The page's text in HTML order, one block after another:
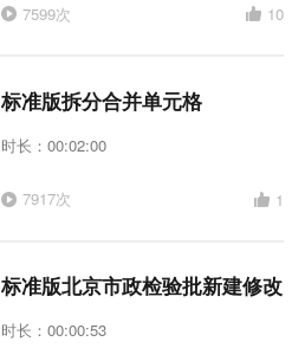
7599次 10
标准版拆分合并单元格
时长：00:02:00
7917次 1
标准版北京市政检验批新建修改
时长：00:00:53